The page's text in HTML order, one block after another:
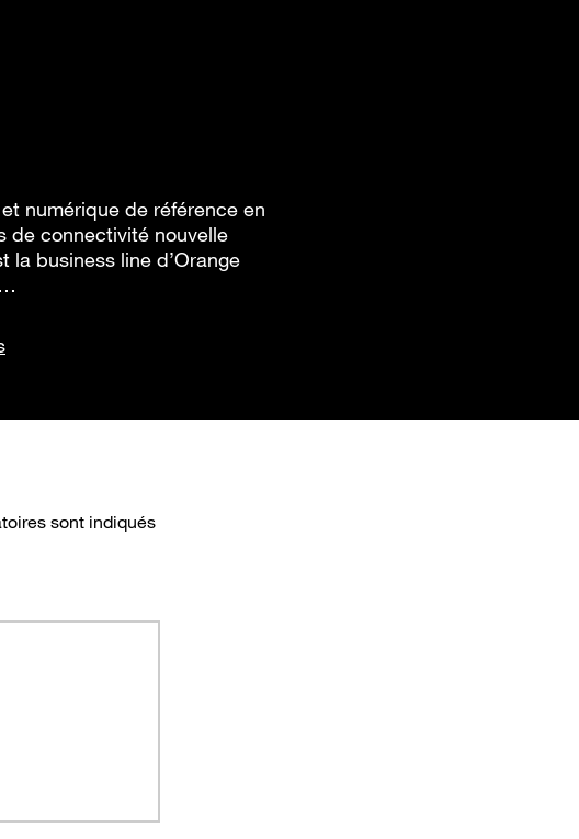
X
numérique de référence en
de connectivité nouvelle
business line d’Orange
sont indiqués